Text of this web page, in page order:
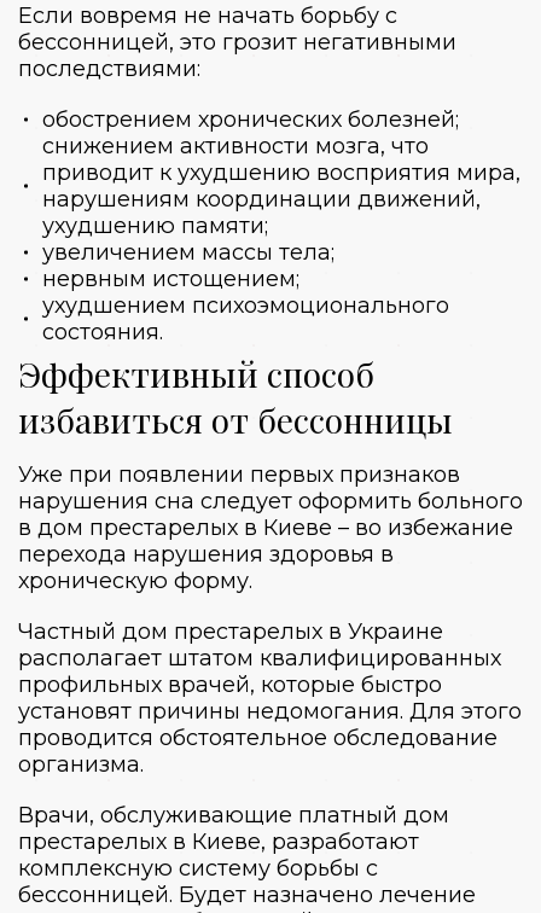
Если вовремя не начать борьбу с
бессонницей, это грозит негативными
последствиями:
обострением хронических болезней;
снижением активности мозга, что
приводит к ухудшению восприятия мира,
нарушениям координации движений,
ухудшению памяти;
увеличением массы тела;
нервным истощением;
ухудшением психоэмоционального
состояния.
Эффективный способ
избавиться от бессонницы
Уже при появлении первых признаков
нарушения сна следует оформить больного
в дом престарелых в Киеве – во избежание
перехода нарушения здоровья в
хроническую форму.
Частный дом престарелых в Украине
располагает штатом квалифицированных
профильных врачей, которые быстро
установят причины недомогания. Для этого
проводится обстоятельное обследование
организма.
Врачи, обслуживающие платный дом
престарелых в Киеве, разработают
комплексную систему борьбы с
бессонницей. Будет назначено лечение